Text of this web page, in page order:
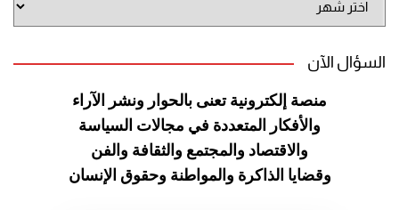
الموقع
السؤال الآن
منصة إلكترونية تعنى بالحوار ونشر الآراء
والأفكار المتعددة في مجالات السياسة
والاقتصاد والمجتمع والثقافة والفن
وقضايا الذاكرة والمواطنة وحقوق الإنسان